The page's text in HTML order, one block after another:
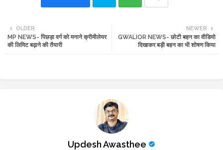
tte ats
NEWER
GWALIOR NEWS- छोटी बहन का वीडियो
दिखाकर बड़ी बहन का भी शोषण किया
OLDER
MP NEWS- पिछड़ा वर्ग को मनाने क्रीमीलेयर
की लिमिट बढ़ाने की तैयारी
Updesh Awasthee